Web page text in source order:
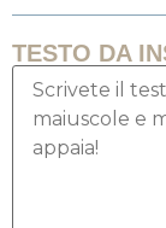
TESTO DA